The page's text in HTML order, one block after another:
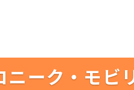
ニーク・モビ